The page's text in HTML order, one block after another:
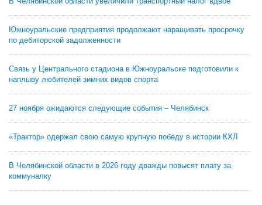
Южноуральские предприятия продолжают наращивать просрочку
по дебиторской задолженности
Связь у Центрального стадиона в Южноуральске подготовили к
наплыву любителей зимних видов спорта
27 ноября ожидаются следующие события – Челябинск
«Трактор» одержал свою самую крупную победу в истории КХЛ
В Челябинской области в 2026 году дважды повысят плату за
коммуналку